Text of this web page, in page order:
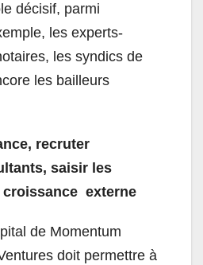
décisif, parmi
les experts-
les syndics de
les bailleurs
recruter
saisir les
externe
de Momentum
doit permettre à